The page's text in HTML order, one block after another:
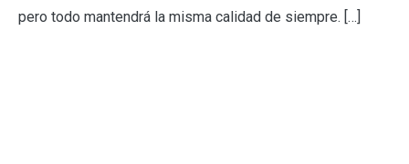
pero todo mantendrá la misma calidad de siempre. […]